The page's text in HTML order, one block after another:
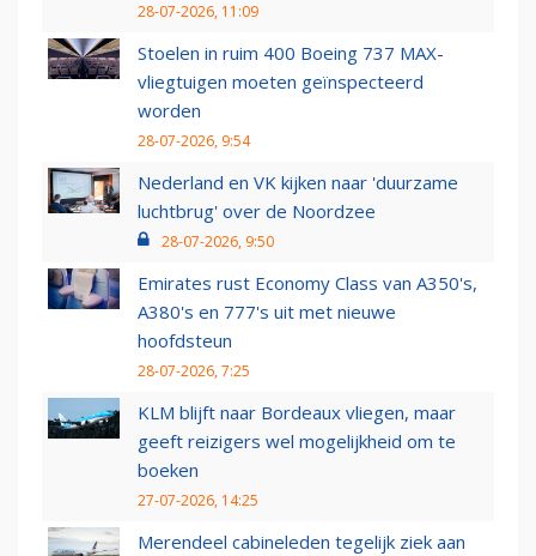
28-07-2026, 11:09
Stoelen in ruim 400 Boeing 737 MAX-
vliegtuigen moeten geïnspecteerd
worden
28-07-2026, 9:54
Nederland en VK kijken naar 'duurzame
luchtbrug' over de Noordzee
28-07-2026, 9:50
Emirates rust Economy Class van A350's,
A380's en 777's uit met nieuwe
hoofdsteun
28-07-2026, 7:25
KLM blijft naar Bordeaux vliegen, maar
geeft reizigers wel mogelijkheid om te
boeken
27-07-2026, 14:25
Merendeel cabineleden tegelijk ziek aan